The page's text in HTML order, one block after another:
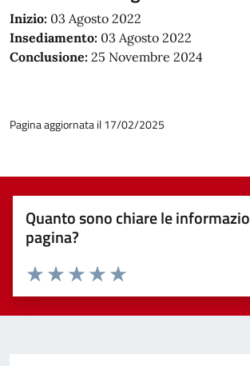
Inizio: 03 Agosto 2022
Insediamento: 03 Agosto 2022
Conclusione: 25 Novembre 2024
Pagina aggiornata il 17/02/2025
Quanto sono chiare le
pagina?
Valuta 5 stelle su 5
Valuta 4 stelle su 5
Valuta 3 stelle su 5
Valuta 2 stelle su 5
Valuta 1 stelle su 5